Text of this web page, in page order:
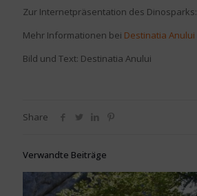
Zur Internetpräsentation des Dinosparks:
Mehr Informationen bei Destinatia Anului
Bild und Text: Destinatia Anului
Share
Verwandte Beiträge